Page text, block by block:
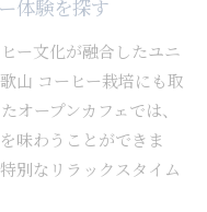
体験を探す
ー文化が融合したユニ
山 コーヒー栽培にも取
オープンカフェでは、
味わうことができま
別なリラックスタイム